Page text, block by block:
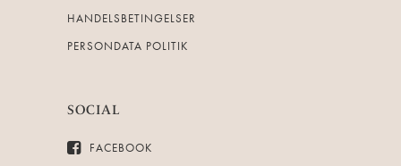
HANDELSBETINGELSER
PERSONDATA POLITIK
SOCIAL
FACEBOOK